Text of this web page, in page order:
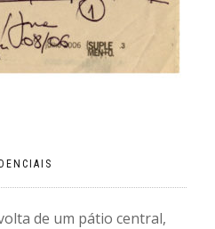
de um pátio central,